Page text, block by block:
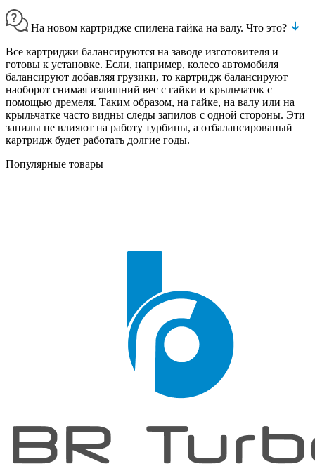
На новом картридже спилена гайка на валу. Что это?
Все картриджи балансируются на заводе изготовителя и
готовы к установке. Если, например, колесо автомобиля
балансируют добавляя грузики, то картридж балансируют
наоборот снимая излишний вес с гайки и крыльчаток с
помощью дремеля. Таким образом, на гайке, на валу или на
крыльчатке часто видны следы запилов с одной стороны. Эти
запилы не влияют на работу турбины, а отбалансированый
картридж будет работать долгие годы.
Популярные товары